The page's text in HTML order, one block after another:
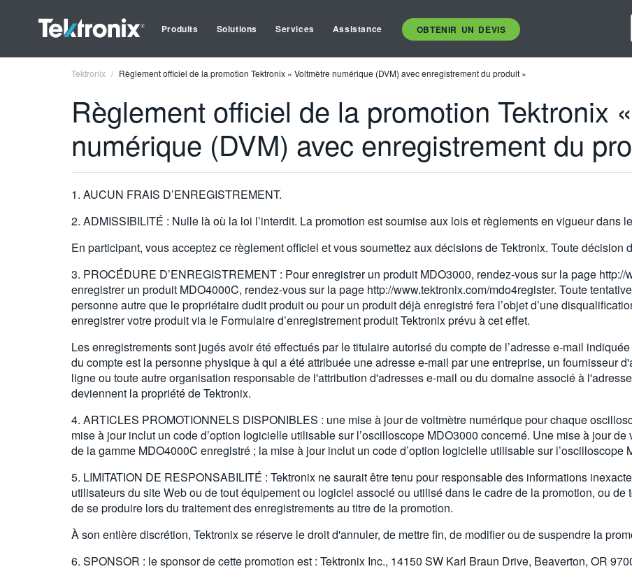
Produits Solutions Services Assistance OBTENIR UN DEVIS
Tektronix Règlement officiel de la promotion Tektronix « Voltmètre numérique (DVM) avec enregistrement du produit »
Règlement officiel de la promotion Tektronix
numérique (DVM) avec enregistrement du
1. AUCUN FRAIS D’ENREGISTREMENT.
2. ADMISSIBILITÉ : Nulle là où la loi l’interdit. La promotion est soumise aux lois et règlements en vigueur dans
En participant, vous acceptez ce règlement officiel et vous soumettez aux décisions de Tektronix. Toute décision
3. PROCÉDURE D’ENREGISTREMENT : Pour enregistrer un produit MDO3000, rendez-vous sur la page
enregistrer un produit MDO4000C, rendez-vous sur la page http://www.tektronix.com/mdo4register. Toute
personne autre que le propriétaire dudit produit ou pour un produit déjà enregistré fera l’objet d’une
enregistrer votre produit via le Formulaire d’enregistrement produit Tektronix prévu à cet effet.
Les enregistrements sont jugés avoir été effectués par le titulaire autorisé du compte de l’adresse e-mail
du compte est la personne physique à qui a été attribuée une adresse e-mail par une entreprise, un fournisseur
ligne ou toute autre organisation responsable de l'attribution d'adresses e-mail ou du domaine associé à
deviennent la propriété de Tektronix.
4. ARTICLES PROMOTIONNELS DISPONIBLES : une mise à jour de voltmètre numérique pour chaque
mise à jour inclut un code d’option logicielle utilisable sur l’oscilloscope MDO3000 concerné. Une mise à jour
de la gamme MDO4000C enregistré ; la mise à jour inclut un code d’option logicielle utilisable sur l’oscilloscope
5. LIMITATION DE RESPONSABILITÉ : Tektronix ne saurait être tenu pour responsable des informations
utilisateurs du site Web ou de tout équipement ou logiciel associé ou utilisé dans le cadre de la promotion, ou de
de se produire lors du traitement des enregistrements au titre de la promotion.
À son entière discrétion, Tektronix se réserve le droit d'annuler, de mettre fin, de modifier ou de suspendre la
6. SPONSOR : le sponsor de cette promotion est : Tektronix Inc., 14150 SW Karl Braun Drive, Beaverton, OR